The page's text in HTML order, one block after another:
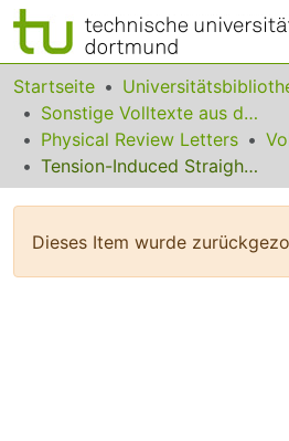
Bereiche & Sammlungen
Das gesamte Repositorium
Statistiken
Startseite
Sonstige Volltexte aus dem Bibliotheksangebot
Physical Review Letters
Tension-Induced Straightening Transition of Self-Assembled Helical Ribbons
Dieses Item wurde